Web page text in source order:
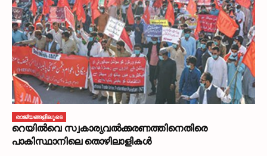
രാജ്യങ്ങളിലൂടെ
റെയിൽവെ സ്വകാര്യവൽക്കരണത്തിനെതിരെ
പാകിസ്ഥാനിലെ തൊഴിലാളികൾ